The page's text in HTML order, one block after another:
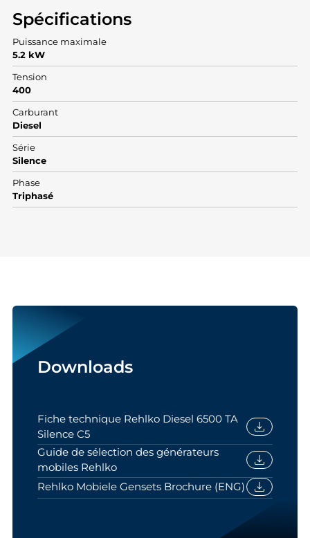
Spécifications
Puissance maximale
5.2 kW
Tension
400
Carburant
Diesel
Série
Silence
Phase
Triphasé
Downloads
Fiche technique Rehlko Diesel 6500 TA
Silence C5
download
Guide de sélection des générateurs
mobiles Rehlko
download
Rehlko Mobiele Gensets Brochure (ENG) download